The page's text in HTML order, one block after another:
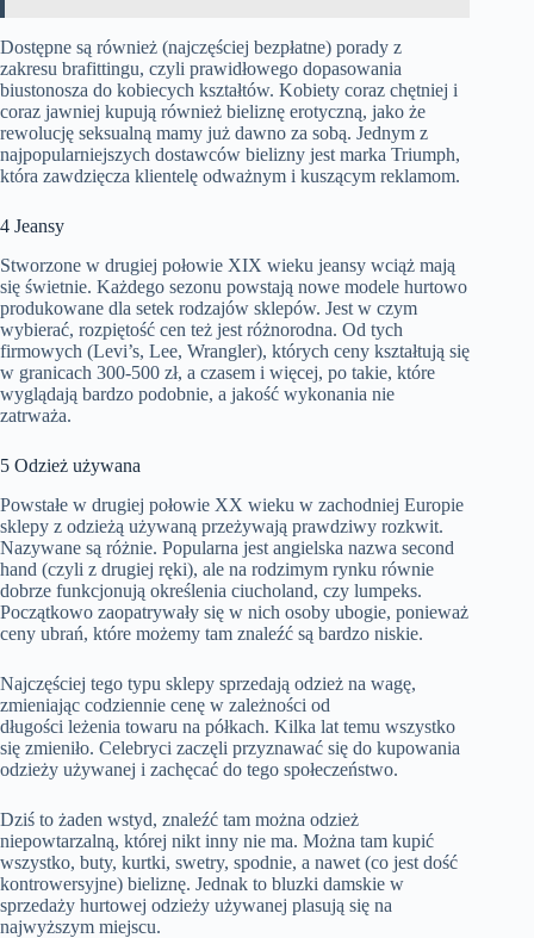
Dostępne są również (najczęściej bezpłatne) porady z
zakresu brafittingu, czyli prawidłowego dopasowania
biustonosza do kobiecych kształtów. Kobiety coraz chętniej i
coraz jawniej kupują również bieliznę erotyczną, jako że
rewolucję seksualną mamy już dawno za sobą. Jednym z
najpopularniejszych dostawców bielizny jest marka Triumph,
która zawdzięcza klientelę odważnym i kuszącym reklamom.
4 Jeansy
Stworzone w drugiej połowie XIX wieku jeansy wciąż mają
się świetnie. Każdego sezonu powstają nowe modele hurtowo
produkowane dla setek rodzajów sklepów. Jest w czym
wybierać, rozpiętość cen też jest różnorodna. Od tych
firmowych (Levi’s, Lee, Wrangler), których ceny kształtują się
w granicach 300-500 zł, a czasem i więcej, po takie, które
wyglądają bardzo podobnie, a jakość wykonania nie
zatrważa.
5 Odzież używana
Powstałe w drugiej połowie XX wieku w zachodniej Europie
sklepy z odzieżą używaną przeżywają prawdziwy rozkwit.
Nazywane są różnie. Popularna jest angielska nazwa second
hand (czyli z drugiej ręki), ale na rodzimym rynku równie
dobrze funkcjonują określenia ciucholand, czy lumpeks.
Początkowo zaopatrywały się w nich osoby ubogie, ponieważ
ceny ubrań, które możemy tam znaleźć są bardzo niskie.
Najczęściej tego typu sklepy sprzedają odzież na wagę,
zmieniając codziennie cenę w zależności od
długości leżenia towaru na półkach. Kilka lat temu wszystko
się zmieniło. Celebryci zaczęli przyznawać się do kupowania
odzieży używanej i zachęcać do tego społeczeństwo.
Dziś to żaden wstyd, znaleźć tam można odzież
niepowtarzalną, której nikt inny nie ma. Można tam kupić
wszystko, buty, kurtki, swetry, spodnie, a nawet (co jest dość
kontrowersyjne) bieliznę. Jednak to bluzki damskie w
sprzedaży hurtowej odzieży używanej plasują się na
najwyższym miejscu.